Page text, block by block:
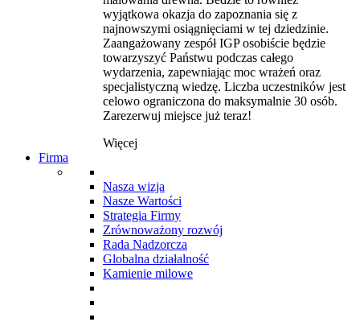
wyjątkowa okazja do zapoznania się z
najnowszymi osiągnięciami w tej dziedzinie.
Zaangażowany zespół IGP osobiście będzie
towarzyszyć Państwu podczas całego
wydarzenia, zapewniając moc wrażeń oraz
specjalistyczną wiedzę. Liczba uczestników jest
celowo ograniczona do maksymalnie 30 osób.
Zarezerwuj miejsce już teraz!
Więcej
Firma
Nasza wizja
Nasze Wartości
Strategia Firmy
Zrównoważony rozwój
Rada Nadzorcza
Globalna działalność
Kamienie milowe